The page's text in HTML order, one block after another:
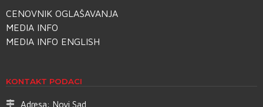
CENOVNIK OGLAŠAVANJA
MEDIA INFO
MEDIA INFO ENGLISH
KONTAKT PODACI
Adresa: Novi Sad